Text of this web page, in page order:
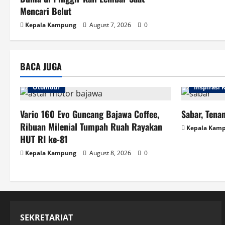
Mencari Belut
Kepala Kampung August 7, 2026 0
BACA JUGA
Otomotif
Vario 160 Evo Guncang Bajawa Coffee,
Ribuan Milenial Tumpah Ruah Rayakan
HUT RI ke-81
Kepala Kampung August 8, 2026 0
Inspirasi
Sabar,
Kepala
SEKRETARIAT